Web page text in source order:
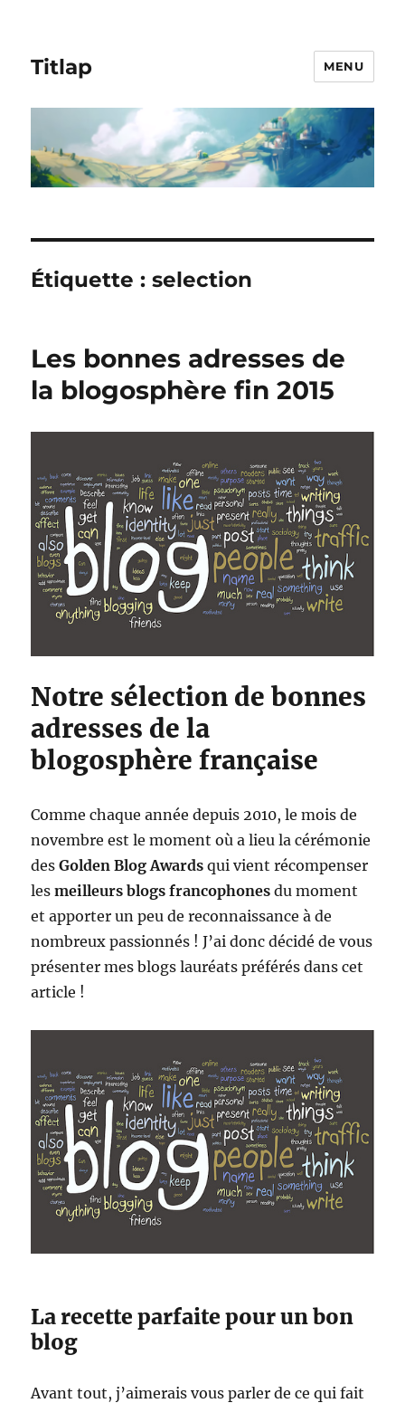
Titlap MENU
Étiquette :selection
Les bonnes adresses de
la blogosphère fin 2015
Notre sélection de bonnes
adresses de la
blogosphère française
Comme chaque année depuis 2010, le mois de
novembre est le moment où a lieu la cérémonie
desGolden Blog Awards qui vient récompenser
lesmeilleurs blogs francophones du moment
et apporter un peu de reconnaissance à de
nombreux passionnés ! J’ai donc décidé de vous
présenter mes blogs lauréats préférés dans cet
article !
La recette parfaite pour un bon
blog
Avant tout, j’aimerais vous parler de ce qui fait